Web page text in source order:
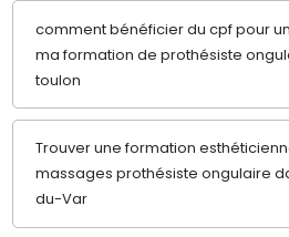
comment bénéficier du cpf pour
ma formation de prothésiste
toulon
Trouver une formation
massages prothésiste ongulaire
du-Var